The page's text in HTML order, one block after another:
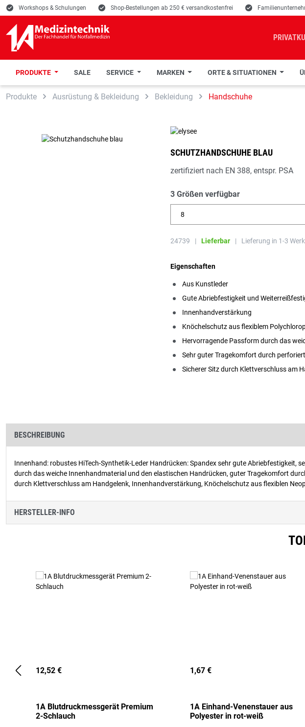
Zur Suche springen
Zur Hauptnavigation springen
E Workshops & Schulungen E Shop-Bestellungen ab 250 € versandkostenfrei E
PRODUKTE SALE SERVICE MARKEN ORTE & SITUATIONEN
Produkte Ausrüstung & Bekleidung Bekleidung Handschuhe
SCHUTZHANDSCHUHE BLAU
zertifiziert nach EN 388, entspr. PSA
3 Größen verfügbar
8
24739 | Lieferbar | Lieferung in 1-3
Eigenschaften
Aus Kunstleder
Gute Abriebfestigkeit und
Innenhandverstärkung
Knöchelschutz aus flexiblem
Hervorragende Passform durch das
Sehr guter Tragekomfort durch
Sicherer Sitz durch Klettverschluss am
BESCHREIBUNG
Innenhand: robustes HiTech-Synthetik-Leder Handrücken: Spandex sehr gute Abriebfestigkeit,
durch das weiche Innenhandmaterial und den elastischen Handrücken, guter Tragekomfort
durch Klettverschluss am Handgelenk, Innenhandverstärkung, Knöchelschutz aus flexiblen
HERSTELLER-INFO
12,52 €
1A Blutdruckmessgerät Premium
2-Schlauch
1,67 €
1A Einhand-Venenstauer aus
Polyester in rot-weiß